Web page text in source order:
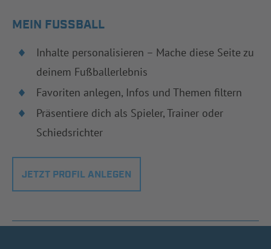
MEIN FUSSBALL
Inhalte personalisieren – Mache diese Seite zu
deinem Fußballerlebnis
Favoriten anlegen, Infos und Themen filtern
Präsentiere dich als Spieler, Trainer oder
Schiedsrichter
JETZT PROFIL ANLEGEN